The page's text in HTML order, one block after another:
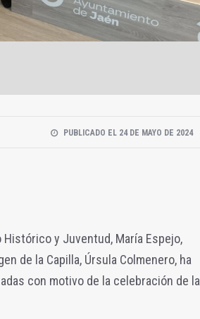
PUBLICADO EL 24 DE MAYO DE 2024
y Juventud, María Espejo,
de la Capilla, Úrsula Colmenero, ha
con motivo de la celebración de la